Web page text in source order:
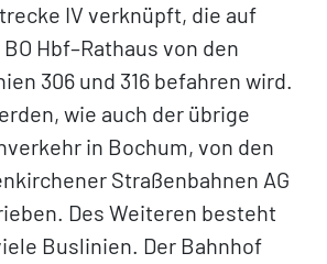
IV verknüpft, die auf
Hbf–Rathaus von den
306 und 316 befahren wird.
wie auch der übrige
in Bochum, von den
Straßenbahnen AG
Des Weiteren besteht
Buslinien. Der Bahnhof